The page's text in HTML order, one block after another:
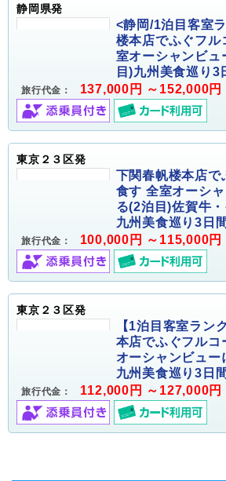
静岡県発
<静岡/1泊目客室
楼本店でふぐフル
室オーシャンビュ
目)九州美食巡り3
旅行代金： 137,000円 ～152,000円
東京２３区発
下関春帆楼本店で
食す 全室オーシ
る(2泊目)佐賀牛
九州美食巡り3日間
旅行代金： 100,000円 ～115,000円
東京２３区発
【1泊目客室ラン
本店でふぐフルコ
オーシャンビュー
九州美食巡り3日間
旅行代金： 112,000円 ～127,000円